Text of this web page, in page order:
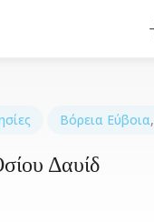
Βόρεια Εύβοια,
Δαυίδ